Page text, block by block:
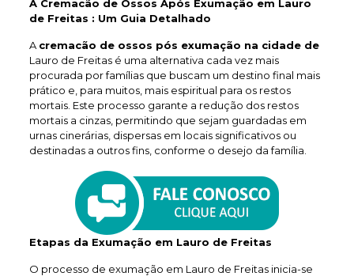
A Cremacão de Ossos Após Exumação em Lauro
de Freitas : Um Guia Detalhado
A cremacão de ossos pós exumação na cidade de
Lauro de Freitas é uma alternativa cada vez mais
procurada por famílias que buscam um destino final mais
prático e, para muitos, mais espiritual para os restos
mortais. Este processo garante a redução dos restos
mortais a cinzas, permitindo que sejam guardadas em
urnas cinerárias, dispersas em locais significativos ou
destinadas a outros fins, conforme o desejo da família.
Etapas da Exumação em Lauro de Freitas
O processo de exumação em Lauro de Freitas inicia-se